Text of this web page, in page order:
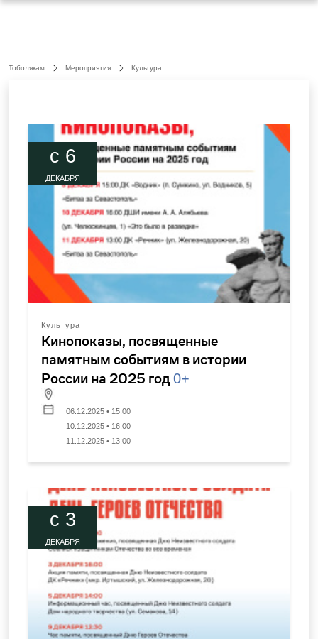
Тоболякам Мероприятия Культура
c 6
ДЕКАБРЯ
Культура
Кинопоказы, посвященные
памятным событиям в истории
России на 2025 год0+
06.12.2025 • 15:00
10.12.2025 • 16:00
11.12.2025 • 13:00
c 3
ДЕКАБРЯ